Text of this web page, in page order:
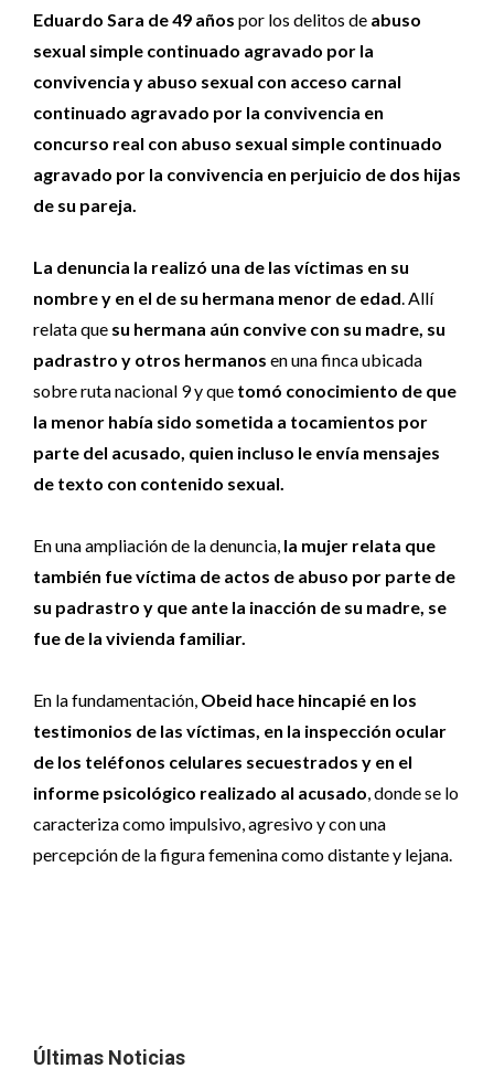
Eduardo Sara de 49 años por los delitos de abuso
sexual simple continuado agravado por la
convivencia y abuso sexual con acceso carnal
continuado agravado por la convivencia en
concurso real con abuso sexual simple continuado
agravado por la convivencia en perjuicio de dos hijas
de su pareja.
La denuncia la realizó una de las víctimas en su
nombre y en el de su hermana menor de edad. Allí
relata que su hermana aún convive con su madre, su
padrastro y otros hermanos en una finca ubicada
sobre ruta nacional 9 y que tomó conocimiento de que
la menor había sido sometida a tocamientos por
parte del acusado, quien incluso le envía mensajes
de texto con contenido sexual.
En una ampliación de la denuncia, la mujer relata que
también fue víctima de actos de abuso por parte de
su padrastro y que ante la inacción de su madre, se
fue de la vivienda familiar.
En la fundamentación, Obeid hace hincapié en los
testimonios de las víctimas, en la inspección ocular
de los teléfonos celulares secuestrados y en el
informe psicológico realizado al acusado, donde se lo
caracteriza como impulsivo, agresivo y con una
percepción de la figura femenina como distante y lejana.
Últimas Noticias